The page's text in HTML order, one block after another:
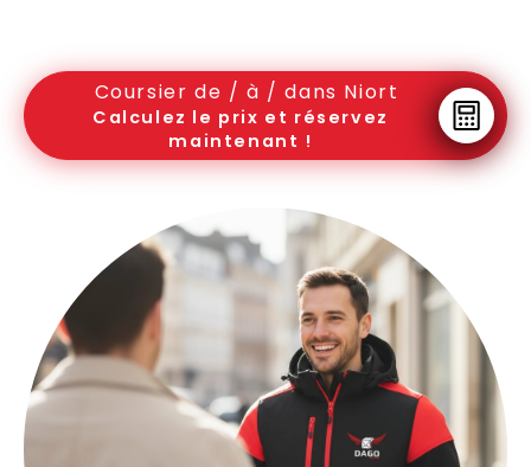
Coursier de / à / dans Niort
Calculez le prix et réservez
maintenant !